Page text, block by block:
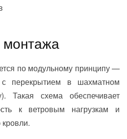
по модульному принципу —
перекрытием в шахматном
Такая схема обеспечивает
к ветровым нагрузкам и